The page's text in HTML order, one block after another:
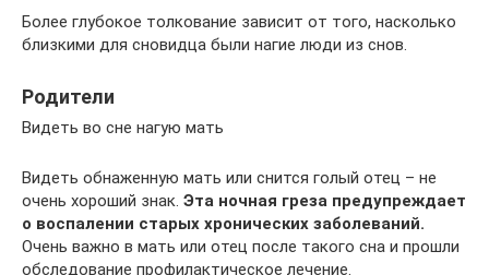
Более глубокое толкование зависит от того, насколько
близкими для сновидца были нагие люди из снов.
Родители
Видеть во сне нагую мать
Видеть обнаженную мать или снится голый отец – не
очень хороший знак. Эта ночная греза предупреждает
о воспалении старых хронических заболеваний.
Очень важно в мать или отец после такого сна и прошли
обследование профилактическое лечение.